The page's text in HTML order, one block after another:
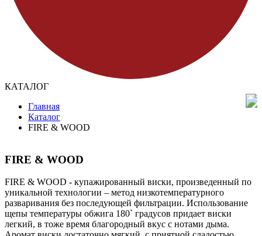
КАТАЛОГ
Главная
Каталог
FIRE & WOOD
FIRE & WOOD
FIRE & WOOD - купажированный виски, произведенный по
уникальной технологии – метод низкотемпературного
разваривания без последующей фильтрации. Использование
щепы температуры обжига 180` градусов придает виски
легкий, в тоже время благородный вкус с нотами дыма.